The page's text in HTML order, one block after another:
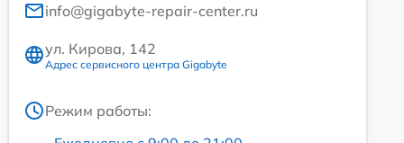
info@gigabyte-repair-center.ru
ул. Кирова, 142
Адрес сервисного центра Gigabyte
Режим работы: